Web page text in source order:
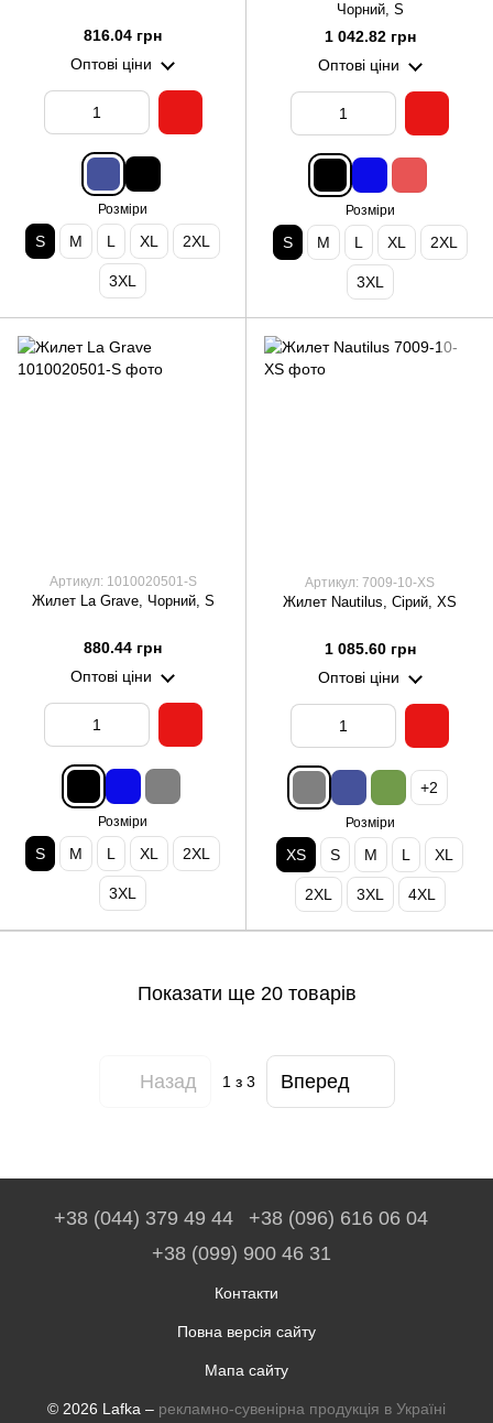
816.04 грн
Оптові ціни
Розміри
S M L XL 2XL
3XL
Чорний, S
1 042.82 грн
Оптові ціни
Розміри
S M L XL 2XL
3XL
Артикул: 1010020501-S
Жилет La Grave, Чорний, S
880.44 грн
Оптові ціни
Розміри
S M L XL 2XL
3XL
Артикул: 7009-10-XS
Жилет Nautilus, Сірий, XS
1 085.60 грн
Оптові ціни
+2
Розміри
XS S M L XL
2XL 3XL 4XL
Показати ще 20 товарів
Назад 1з 3 Вперед
+38 (044) 379 49 44
+38 (096) 616 06 04
+38 (099) 900 46 31
Контакти
Повна версія сайту
Мапа сайту
© 2026 Lafka – рекламно-сувенірна продукція в Україні